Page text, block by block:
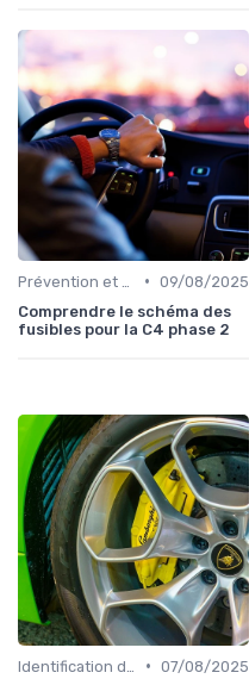
• 09/08/2025
Comprendre le schéma des
fusibles pour la C4 phase 2
• 07/08/2025